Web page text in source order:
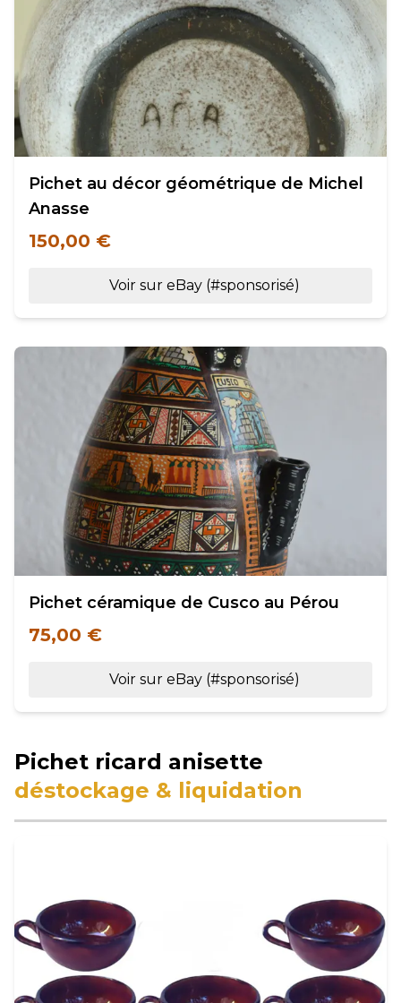
Pichet au décor géométrique de Michel
Anasse
150,00 €
Voir sur eBay (#sponsorisé)
Pichet céramique de Cusco au Pérou
75,00 €
Voir sur eBay (#sponsorisé)
Pichet ricard anisette
déstockage & liquidation